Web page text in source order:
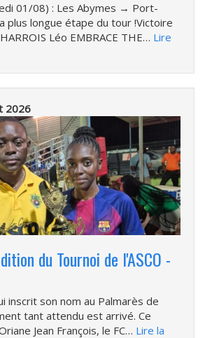
01/08) : Les Abymes → Port-
plus longue étape du tour !Victoire
Léo EMBRACE THE… Lire
2026
du Tournoi de l'ASCO -
inscrit son nom au Palmarès de
tant attendu est arrivé. Ce
Jean François, le FC… Lire la